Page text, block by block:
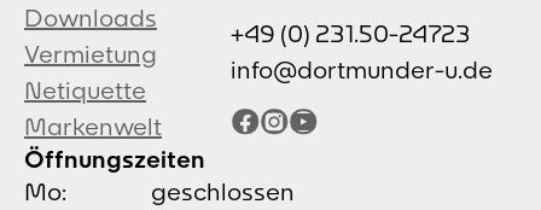
Downloads
Vermietung
Netiquette
Markenwelt
+49 (0) 231.50-24723
info@dortmunder-u.de
Facebook
Instagram
YouTube
Öffnungszeiten
Mo:
geschlossen